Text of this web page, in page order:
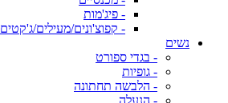
- פיג'מות
- קפוצ'ונים/מעילים/ג'קטים
נשים
- בגדי ספורט
- גופיות
- הלבשה תחתונה
- הנעלה